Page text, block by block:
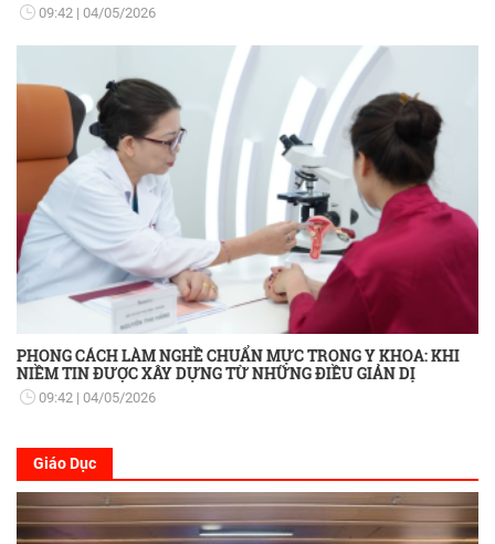
09:42 04/05/2026
PHONG CÁCH LÀM NGHỀ CHUẨN MỰC TRONG Y KHOA: KHI
NIỀM TIN ĐƯỢC XÂY DỰNG TỪ NHỮNG ĐIỀU GIẢN DỊ
09:42 04/05/2026
Giáo Dục